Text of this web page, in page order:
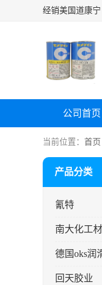
公司首页
当前位置： 首页
产品分类
氰特
南大化工
德国oks润
回天胶业